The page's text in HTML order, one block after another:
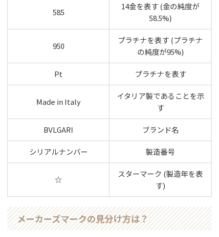
585
14金を表す (金の純度が
58.5%)
950
プラチナを表す (プラチナ
の純度が95%)
Pt プラチナを表す
Made in Italy
イタリア製であることを示
す
BVLGARI ブランド名
シリアルナンバー 製造番号
☆
スターマーク (製造年を表
す)
メーカーズマークの見分け方は？